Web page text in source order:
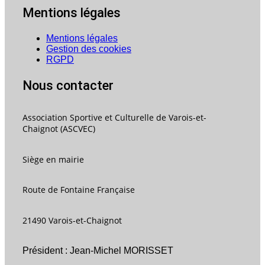
Mentions légales
Mentions légales
Gestion des cookies
RGPD
Nous contacter
Association Sportive et Culturelle de Varois-et-
Chaignot (ASCVEC)
Siège en mairie
Route de Fontaine Française
21490 Varois-et-Chaignot
Président : Jean-Michel MORISSET